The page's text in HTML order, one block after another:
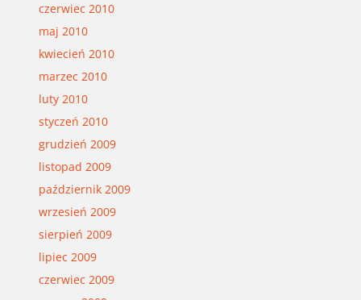
czerwiec 2010
maj 2010
kwiecień 2010
marzec 2010
luty 2010
styczeń 2010
grudzień 2009
listopad 2009
październik 2009
wrzesień 2009
sierpień 2009
lipiec 2009
czerwiec 2009